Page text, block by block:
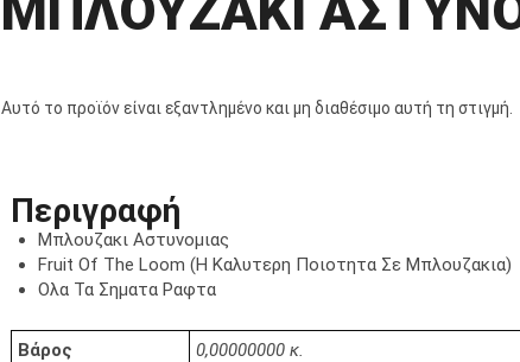
Αυτό το προϊόν είναι εξαντλημένο και μη διαθέσιμο αυτή τη στιγμή.
Περιγραφή
Μπλουζακι Αστυνομιας
Fruit Of The Loom (Η Καλυτερη Ποιοτητα Σε Μπλουζακια)
Ολα Τα Σηματα Ραφτα
Βάρος
0,00000000 κ.